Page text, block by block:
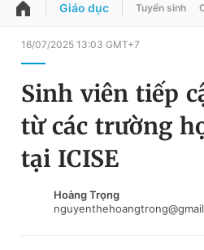
QUẢNG CÁO ĐẶT BÁO
Chuyên mục
Chuyên mục khác
Chào ngày mới
Đổi mật khẩu
Tin đã lưu
Đăng xuất
Giáo dục Tuyển sinh
16/07/2025 13:03 GMT+7
Sinh viên tiếp
từ các trường
tại ICISE
Hoàng Trọng